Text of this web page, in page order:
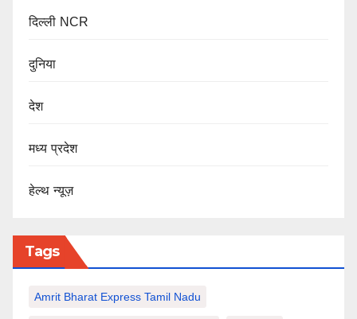
दिल्ली NCR
दुनिया
देश
मध्य प्रदेश
हेल्थ न्यूज़
Tags
Amrit Bharat Express Tamil Nadu